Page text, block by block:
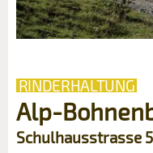
RINDERHALTUNG
Alp-
Schulhausstrasse